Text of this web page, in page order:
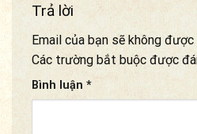
Trả lời
Email của bạn sẽ không
Các trường bắt buộc được
Bình luận *